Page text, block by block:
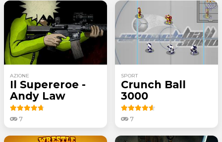
AZIONE
Il Supereroe -
Andy Law
7
SPORT
Crunch Ball
3000
7